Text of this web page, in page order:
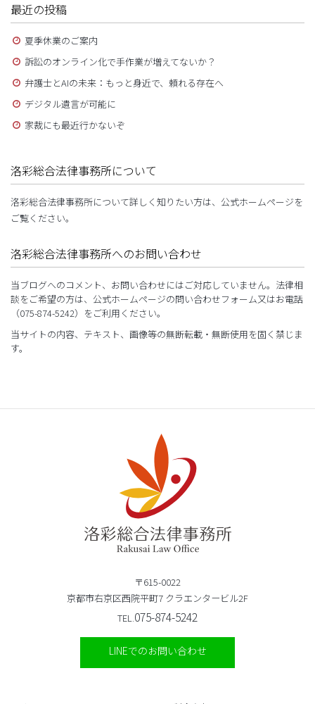
最近の投稿
夏季休業のご案内
訴訟のオンライン化で手作業が増えてないか？
弁護士とAIの未来：もっと身近で、頼れる存在へ
デジタル遺言が可能に
家裁にも最近行かないぞ
洛彩総合法律事務所について
洛彩総合法律事務所について詳しく知りたい方は、公式ホームページを
ご覧ください。
洛彩総合法律事務所へのお問い合わせ
当ブログへのコメント、お問い合わせにはご対応していません。法律相
談をご希望の方は、公式ホームページの問い合わせフォーム又はお電話
（075-874-5242）をご利用ください。
当サイトの内容、テキスト、画像等の無断転載・無断使用を固く禁じま
す。
〒615-0022
京都市右京区西院平町7 クラエンタービル2F
TEL.075-874-5242
LINEでのお問い合わせ